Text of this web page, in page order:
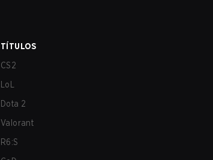
TÍTULOS
CS2
LoL
Dota 2
Valorant
R6:S